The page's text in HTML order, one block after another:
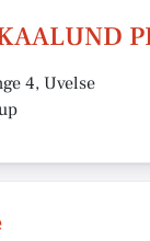
4, Uvelse